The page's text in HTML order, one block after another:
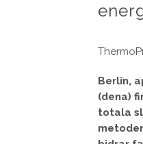
Berlin,
(dena)
totala